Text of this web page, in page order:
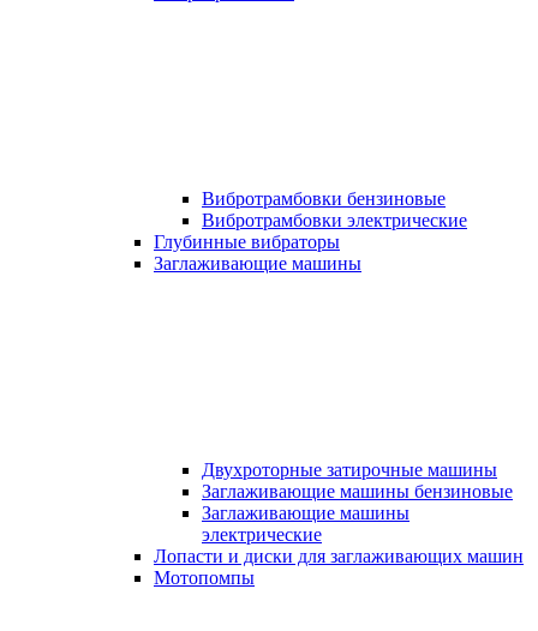
Вибротрамбовки бензиновые
Вибротрамбовки электрические
Глубинные вибраторы
Заглаживающие машины
Двухроторные затирочные машины
Заглаживающие машины бензиновые
Заглаживающие машины
электрические
Лопасти и диски для заглаживающих машин
Мотопомпы